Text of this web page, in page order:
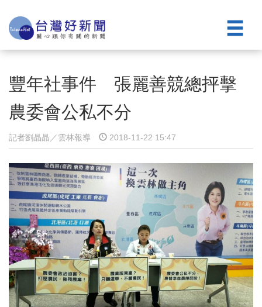
豐年社事件 張麗善競總抨擊
農委會公私不分
記者劉晶晶／雲林報導 2018-11-22 15:47